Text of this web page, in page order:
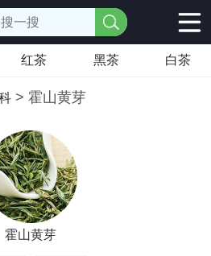
红茶 黑茶 白茶
> 霍山黄芽
霍山黄芽